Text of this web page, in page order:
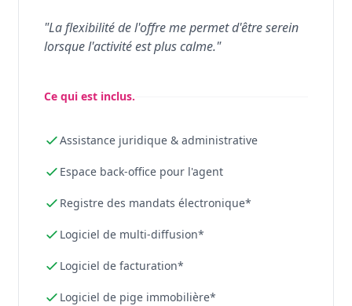
"La flexibilité de l'offre me permet d'être serein
lorsque l'activité est plus calme."
Ce qui est inclus.
Assistance juridique & administrative
Espace back-office pour l'agent
Registre des mandats électronique*
Logiciel de multi-diffusion*
Logiciel de facturation*
Logiciel de pige immobilière*